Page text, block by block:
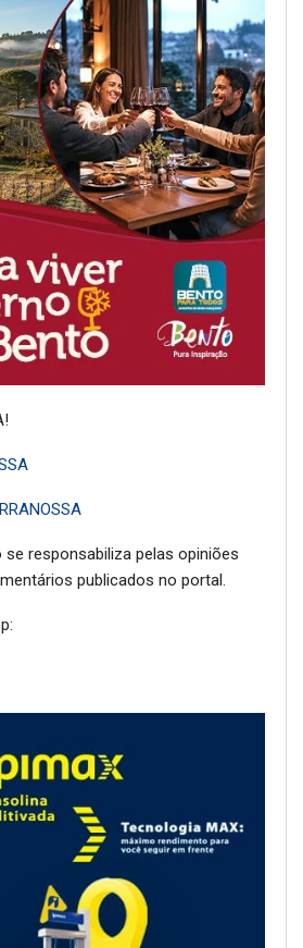
se responsabiliza pelas opiniões
publicados no portal.